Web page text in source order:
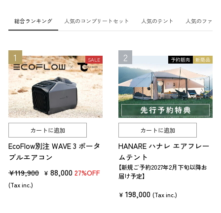
総合ランキング 人気のコンプリートセット 人気のテント 人気のファニ
SALE
カートに追加
EcoFlow別注 WAVE 3 ポータ
ブルエアコン
販
売
¥119,900 セ
¥ 88,000 27%OFF
(Tax inc.)
新商品
予約販売
カートに追加
HANARE ハナレ エアフレー
ムテント
【新規ご予約2027年2月下旬以降お
届け予定】
¥ 198,000 (Tax inc.)